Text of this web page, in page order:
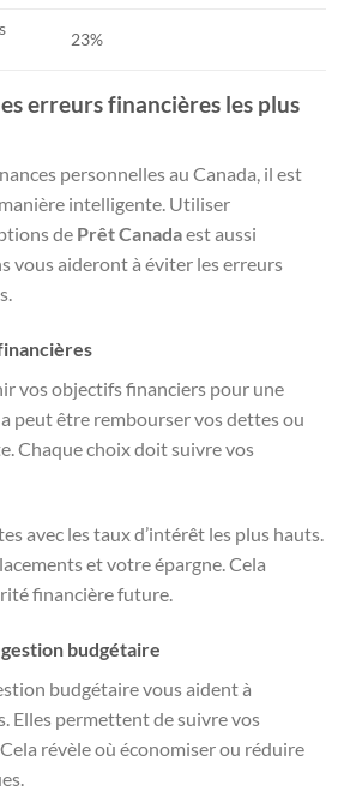
23%
erreurs financières les plus
personnelles au Canada, il est
intelligente. Utiliser
de Prêt Canadaest aussi
vous aideront à éviter les erreurs
vos objectifs financiers pour une
peut être rembourser vos dettes ou
Chaque choix doit suivre vos
avec les taux d’intérêt les plus hauts.
et votre épargne. Cela
financière future.
budgétaire
budgétaire vous aident à
Elles permettent de suivre vos
révèle où économiser ou réduire